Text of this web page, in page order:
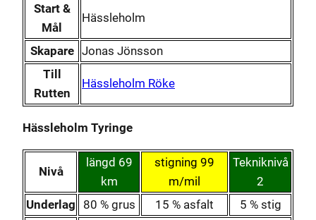
Start &
Mål
Hässleholm
Skapare Jonas Jönsson
Till
Rutten
Hässleholm Röke
Hässleholm Tyringe
Nivå
längd 69
km
stigning 99
m/mil
Tekniknivå
2
Underlag
80 % grus 15 % asfalt
5 % stig